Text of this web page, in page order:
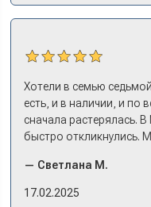
Хотели в семью
есть, и в наличии, и по
сначала растерялась.
быстро откликнулись.
примериться. Нам тут
же день купили
— Светлана М.
17.02.2025